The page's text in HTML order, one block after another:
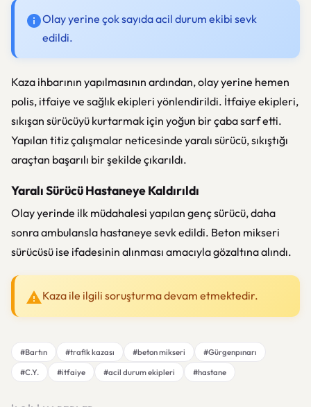
Olay yerine çok sayıda acil durum ekibi sevk
edildi.
Kaza ihbarının yapılmasının ardından, olay yerine hemen
polis, itfaiye ve sağlık ekipleri yönlendirildi. İtfaiye ekipleri,
sıkışan sürücüyü kurtarmak için yoğun bir çaba sarf etti.
Yapılan titiz çalışmalar neticesinde yaralı sürücü, sıkıştığı
araçtan başarılı bir şekilde çıkarıldı.
Yaralı Sürücü Hastaneye Kaldırıldı
Olay yerinde ilk müdahalesi yapılan genç sürücü, daha
sonra ambulansla hastaneye sevk edildi. Beton mikseri
sürücüsü ise ifadesinin alınması amacıyla gözaltına alındı.
Kaza ile ilgili soruşturma devam etmektedir.
#Bartın #trafik kazası #beton mikseri
#Gürgenpınarı
#C.Y.
#itfaiye #acil durum ekipleri #hastane